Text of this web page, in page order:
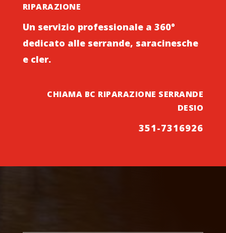
RIPARAZIONE
Un servizio professionale a 360°
dedicato alle serrande, saracinesche
e cler.
CHIAMA BC RIPARAZIONE SERRANDE
DESIO
351-7316926